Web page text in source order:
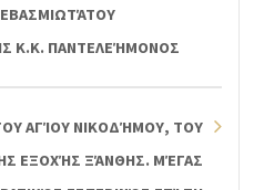
ΜΗ
ΠΑΝΤΕΛΕΉΜΟΝΟΣ
ΑΓΊΟΥ ΝΙΚΟΔΉΜΟΥ, ΤΟΥ
ΕΞΟΧΉΣ ΞΆΝΘΗΣ. ΜΈΓΑΣ